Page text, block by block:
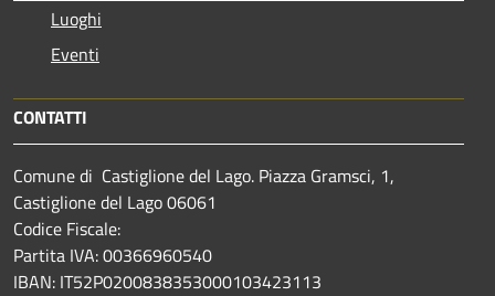
Luoghi
Eventi
CONTATTI
Comune di Castiglione del Lago. Piazza Gramsci, 1,
Castiglione del Lago 06061
Codice Fiscale:
Partita IVA: 00366960540
IBAN: IT52P0200838353000103423113